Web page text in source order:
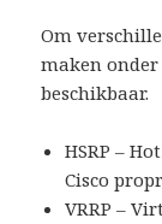
Om
maken
beschikbaar.
HSRP –
Cisco
VRRP –